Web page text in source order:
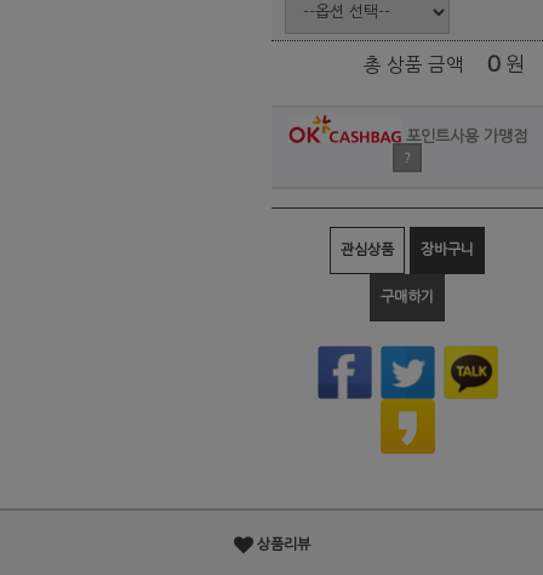
총 상품 금액 0 원
포인트사용 가맹점
?
관심상품 장바구니
구매하기
상품리뷰